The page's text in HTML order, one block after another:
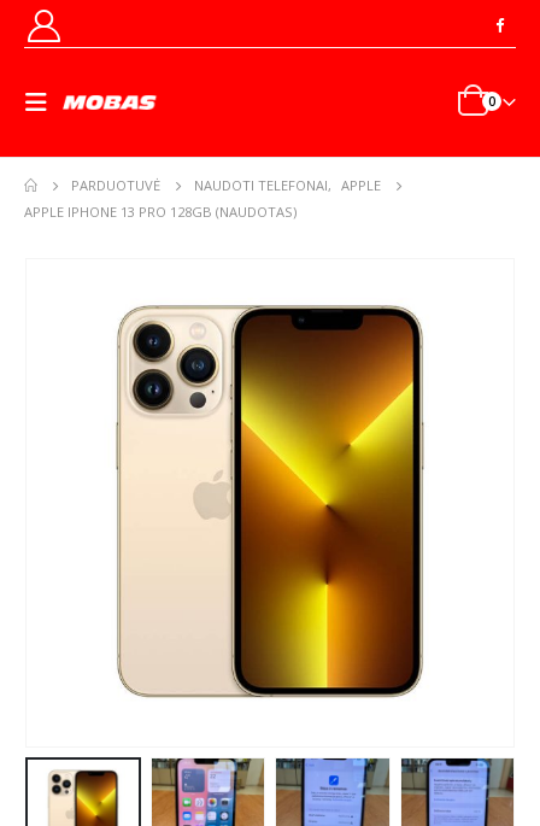
0
PARDUOTUVĖ NAUDOTI TELEFONAI,
APPLE
APPLE IPHONE 13 PRO 128GB (NAUDOTAS)